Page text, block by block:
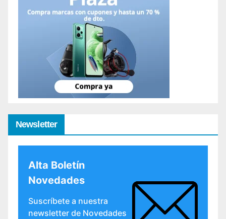
Newsletter
Alta Boletín
Novedades
Suscríbete a nuestra
newsletter de Novedades